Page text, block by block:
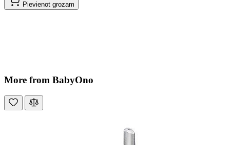
Pievienot grozam
More from BabyOno